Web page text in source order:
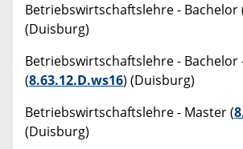
Betriebswirtschaftslehre - Bachelor
(Duisburg)
Betriebswirtschaftslehre - Bachelor
(8.63.12.D.ws16) (Duisburg)
Betriebswirtschaftslehre - Master (
(Duisburg)